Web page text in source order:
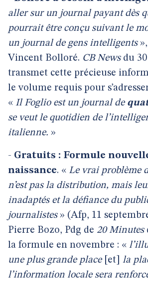
aller sur un journal payant dès
pourrait être conçu suivant le
un journal de gens intelligents»,
Vincent Bolloré. CB Newsdu 30
transmet cette précieuse
le volume requis pour
« Il Foglio est un journal de
se veut le quotidien de
italienne. »
- Gratuits : Formule
naissance. « Le vrai problème
n’est pas la distribution, mais
inadaptés et la défiance du
journalistes» (Afp, 11
Pierre Bozo, Pdg de 20 Minutes
la formule en novembre : «
une plus grande place[et] la
l’information locale sera